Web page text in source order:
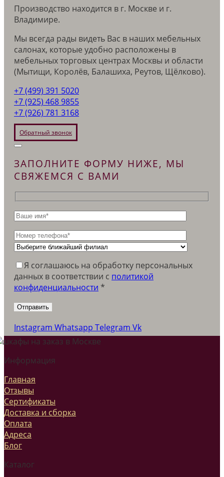
Производство находится в г. Москве и г.
Владимире.
Мы всегда рады видеть Вас в наших мебельных
салонах, которые удобно расположены в
мебельных торговых центрах Москвы и области
(Мытищи, Королёв, Балашиха, Реутов, Щёлково).
+7 (499) 391 5020
+7 (925) 468 9855
+7 (926) 781 3168
Обратный звонок
ЗАПОЛНИТЕ ФОРМУ НИЖЕ, МЫ
СВЯЖЕМСЯ С ВАМИ
Я соглашаюсь на обработку персональных
данных в соответствии c политикой
конфиденциальности *
Instagram Whatsapp Telegram Vk
Информация
Главная
Отзывы
Сертификаты
Доставка и сборка
Оплата
Адреса
Блог
Каталог